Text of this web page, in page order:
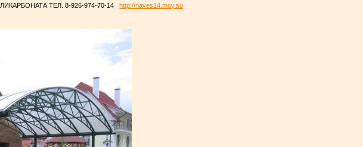
ТЕЛ. 8-926-974-70-14 http://naves14.moy.su